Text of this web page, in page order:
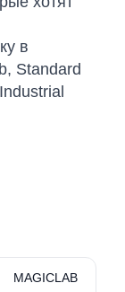
в
Standard
MAGICLAB